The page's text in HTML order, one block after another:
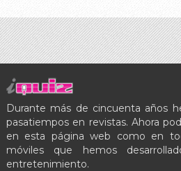
Durante más de cincuenta años
pasatiempos en revistas. Ahora
en esta página web como en
móviles que hemos
entretenimiento.